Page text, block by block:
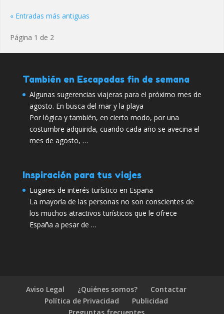
« Entradas más antiguas
Página 1 de 2
También en Escapadas fin de semana
Algunas sugerencias viajeras para el próximo mes de
agosto. En busca del mar y la playa
Por lógica y también, en cierto modo, por una
costumbre adquirida, cuando cada año se avecina el
mes de agosto, …
Inspiración para tus viajes
Lugares de interés turístico en España
La mayoría de las personas no son conscientes de
los muchos atractivos turísticos que le ofrece
España a pesar de …
Aviso Legal ¿Quiénes somos?
Contactar
Política de Privacidad
Publicidad